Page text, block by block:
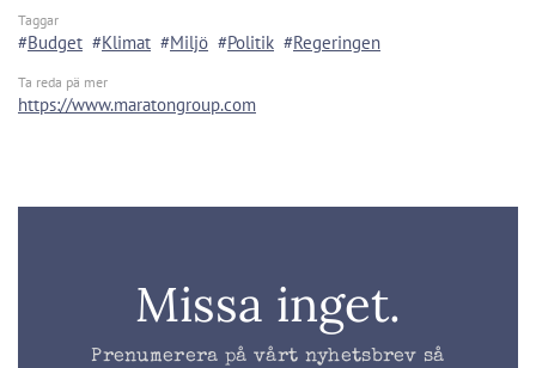
Taggar
Budget Klimat Miljö Politik Regeringen
Ta reda pä mer
https://www.maratongroup.com
Missa inget.
Prenumerera på vårt nyhetsbrev så